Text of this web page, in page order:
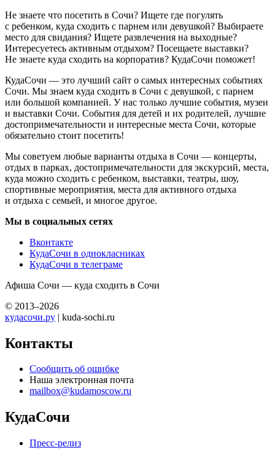
Не знаете что посетить в Сочи? Ищете где погулять
с ребенком, куда сходить с парнем или девушкой? Выбираете
место для свидания? Ищете развлечения на выходные?
Интересуетесь активным отдыхом? Посещаете выставки?
Не знаете куда сходить на корпоратив? КудаСочи поможет!
КудаСочи — это лучший сайт о самых интересных событиях
Сочи. Мы знаем куда сходить в Сочи с девушкой, с парнем
или большой компанией. У нас только лучшие события, музеи
и выставки Сочи. События для детей и их родителей, лучшие
достопримечательности и интересные места Сочи, которые
обязательно стоит посетить!
Мы советуем любые варианты отдыха в Сочи — концерты,
отдых в парках, достопримечательности для экскурсий, места,
куда можно сходить с ребенком, выставки, театры, шоу,
спортивные мероприятия, места для активного отдыха
и отдыха с семьей, и многое другое.
Мы в социальных сетях
Вконтакте
КудаСочи в однокласниках
КудаСочи в телеграме
Афиша Сочи — куда сходить в Сочи
© 2013–2026
кудасочи.ру | kuda-sochi.ru
Контакты
Сообщить об ошибке
Наша электронная почта
mailbox@kudamoscow.ru
КудаСочи
Пресс-релиз